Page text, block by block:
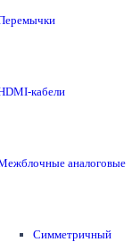
кабели
аналоговые
Симметричный
HP-NHR11